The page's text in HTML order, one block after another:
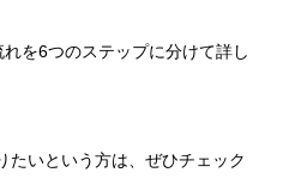
を6つのステップに分けて詳し
たいという方は、ぜひチェック